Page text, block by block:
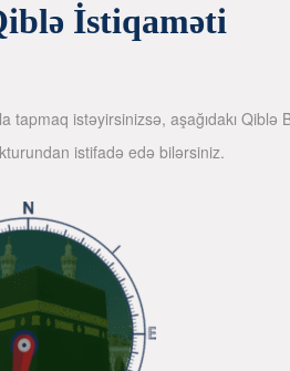
İstiqaməti
istəyirsinizsə, aşağıdakı Qiblə
istifadə edə bilərsiniz.